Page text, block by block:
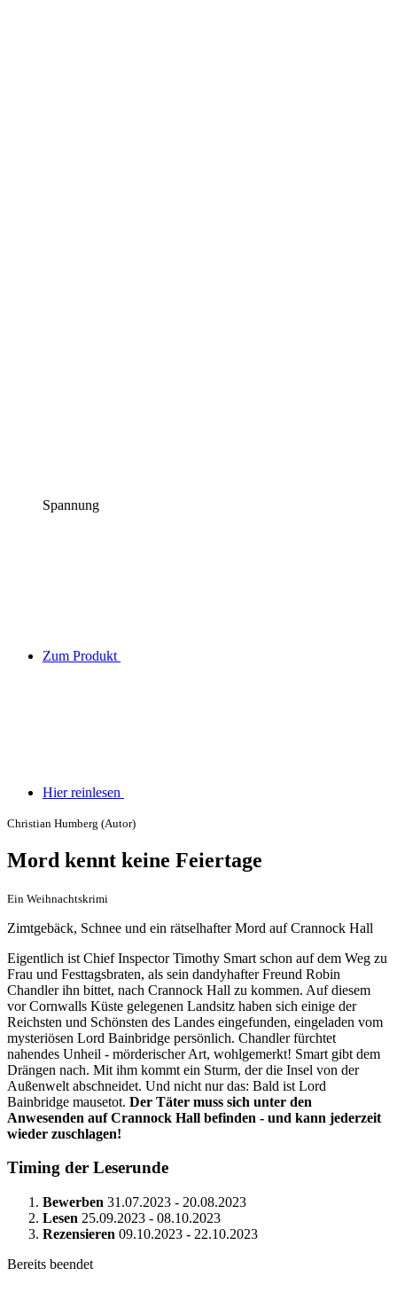
Spannung
Zum Produkt
Hier reinlesen
Christian Humberg (Autor)
Mord kennt keine Feiertage
Ein Weihnachtskrimi
Zimtgebäck, Schnee und ein rätselhafter Mord auf Crannock Hall
Eigentlich ist Chief Inspector Timothy Smart schon auf dem Weg zu
Frau und Festtagsbraten, als sein dandyhafter Freund Robin
Chandler ihn bittet, nach Crannock Hall zu kommen. Auf diesem
vor Cornwalls Küste gelegenen Landsitz haben sich einige der
Reichsten und Schönsten des Landes eingefunden, eingeladen vom
mysteriösen Lord Bainbridge persönlich. Chandler fürchtet
nahendes Unheil - mörderischer Art, wohlgemerkt! Smart gibt dem
Drängen nach. Mit ihm kommt ein Sturm, der die Insel von der
Außenwelt abschneidet. Und nicht nur das: Bald ist Lord
Bainbridge mausetot. Der Täter muss sich unter den
Anwesenden auf Crannock Hall befinden - und kann jederzeit
wieder zuschlagen!
Timing der Leserunde
Bewerben 31.07.2023 - 20.08.2023
Lesen 25.09.2023 - 08.10.2023
Rezensieren 09.10.2023 - 22.10.2023
Bereits beendet